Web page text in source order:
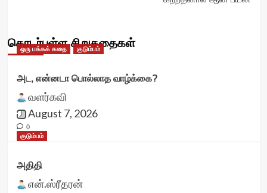
தொடர்புள்ள சிறுகதைகள்
ஒரு பக்கக் கதை குடும்பம்
அட, என்னடா பொல்லாத வாழ்க்கை?
வளர்கவி
August 7, 2026
0
குடும்பம்
அதிதி
என்.ஸ்ரீதரன்